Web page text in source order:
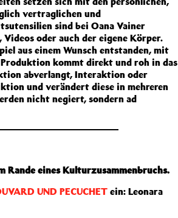
vertraglichen und
sind bei Oana Vainer
Videos oder auch der eigene Körper.
aus einem Wunsch entstanden, mit
kommt direkt und roh in das
abverlangt, Interaktion oder
und verändert diese in mehreren
nicht negiert, sondern ad
eines Kulturzusammenbruchs.
UND PECUCHETein: Leonara